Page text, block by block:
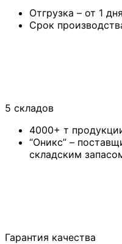
Отгрузка – от 1
Срок
5 складов
4000+ т
“Оникс” –
складским
Гарантия качества